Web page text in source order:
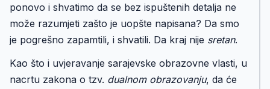
ponovo i shvatimo da se bez ispuštenih detalja ne
može razumjeti zašto je uopšte napisana? Da smo
je pogrešno zapamtili, i shvatili. Da kraj nije sretan.
Kao što i uvjeravanje sarajevske obrazovne vlasti, u
nacrtu zakona o tzv. dualnom obrazovanju, da će